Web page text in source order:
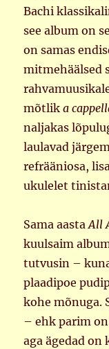
Bachi
see album on
on samas
mitmehäälsed
mõtlika
naljakas
laulavad
refrääniosa,
ukulelet
Sama aastaAll
kuulsaim
tutvusin –
plaadipoe
kohe mõnuga.
– ehk parim
aga ägedad on